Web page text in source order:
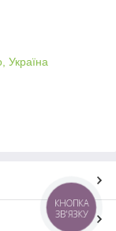
Україна
КНОПКА
ЗВ'ЯЗКУ